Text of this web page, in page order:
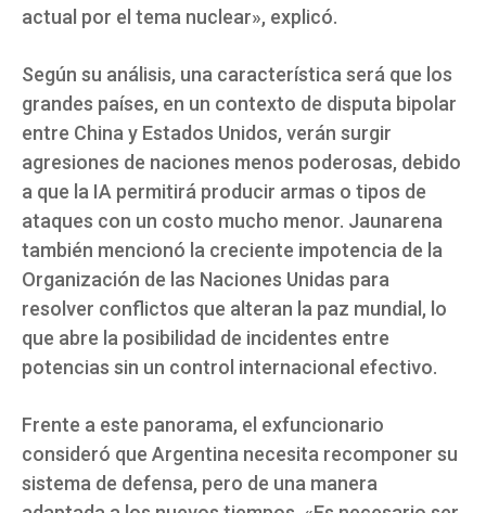
actual por el tema nuclear», explicó.
Según su análisis, una característica será que los
grandes países, en un contexto de disputa bipolar
entre China y Estados Unidos, verán surgir
agresiones de naciones menos poderosas, debido
a que la IA permitirá producir armas o tipos de
ataques con un costo mucho menor. Jaunarena
también mencionó la creciente impotencia de la
Organización de las Naciones Unidas para
resolver conflictos que alteran la paz mundial, lo
que abre la posibilidad de incidentes entre
potencias sin un control internacional efectivo.
Frente a este panorama, el exfuncionario
consideró que Argentina necesita recomponer su
sistema de defensa, pero de una manera